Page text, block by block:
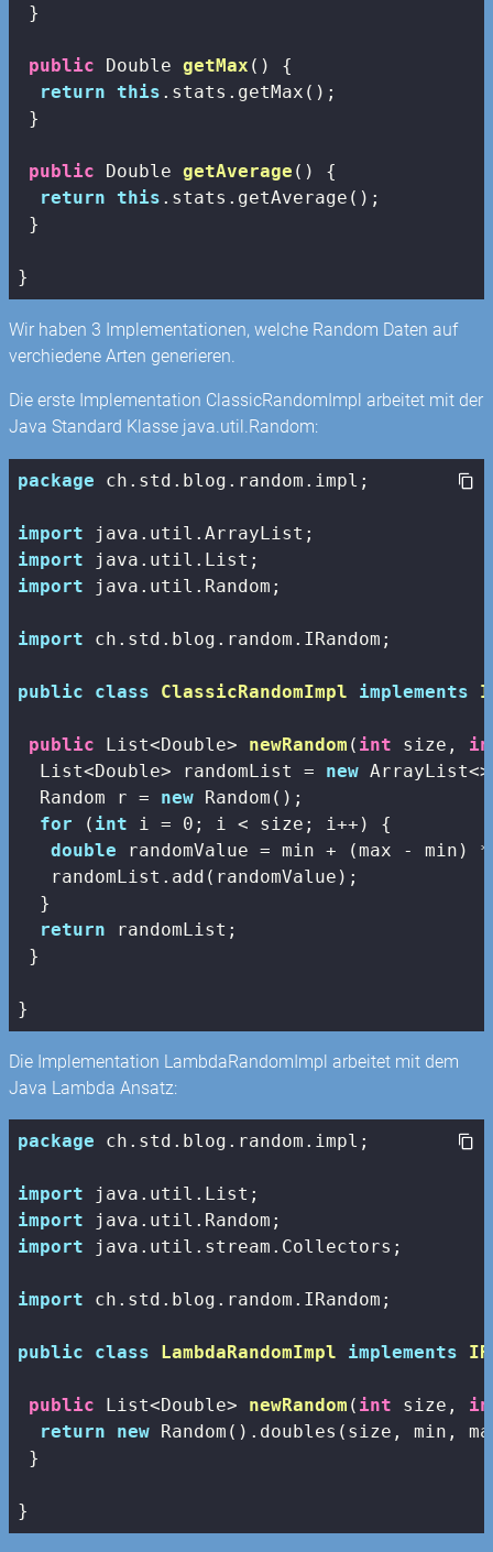
}
public Double getMax ()
{
return this .stats.getMax();
}
public Double getAverage ()
{
return this .stats.getAverage();
}
}
Wir haben 3 Implementationen, welche Random Daten auf
verchiedene Arten generieren.
Die erste Implementation ClassicRandomImpl arbeitet mit der
Java Standard Klasse java.util.Random:
package ch.std.blog.random.impl;
import
import
import java.util.Random;
import ch.std.blog.random.IRandom;
public class ClassicRandomImpl implements
public List<Double> newRandom ( int size,
  List<Double> randomList =
new
  Random r =
new Random();
for ( int i = 0 ; i < size; i++) {
double randomValue = min + (max - min)
   randomList.add(randomValue);
  }
return randomList;
}
}
Die Implementation LambdaRandomImpl arbeitet mit dem
Java Lambda Ansatz:
package ch.std.blog.random.impl;
import
import
import java.util.stream.Collectors;
import ch.std.blog.random.IRandom;
public class LambdaRandomImpl implements
public List<Double> newRandom ( int size,
return
new Random().doubles(size, min,
}
}